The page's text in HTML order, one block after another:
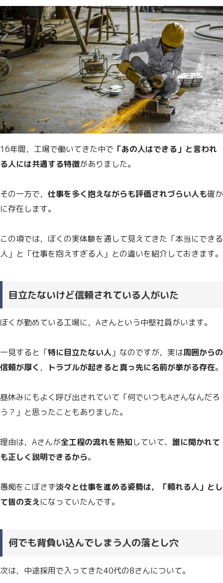
16年間，工場で働いてきた中で 「あの人はできる」と言われ
る人には共通する特徴がありました。
その一方で， 仕事を多く抱えながらも評価されづらい人も確か
に存在します。
この項では，ぼくの実体験を通して見えてきた「本当にできる
人」と「仕事を抱えすぎる人」との違いを紹介しておきます。
目立たないけど信頼されている人がいた
ぼくが勤めている工場に，Aさんという中堅社員がいます。
一見すると「特に目立たない人 」なのですが，実は周囲からの
信頼が厚く ， トラブルが起きると真っ先に名前が挙がる存在。
昼休みにもよく呼び出されていて「何でいつもAさんなんだろ
う？」と思ったこともありました。
理由は，Aさんが全工程の流れを熟知していて、 誰に聞かれて
も正しく説明できるから。
愚痴をこぼさず淡々と仕事を進める姿勢は，「頼れる人」とし
て皆の支えになっていたんです。
何でも背負い込んでしまう人の落とし穴
次は，中途採用で入ってきた40代のBさんについて。